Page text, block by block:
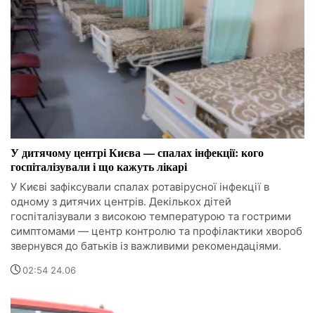
У дитячому центрі Києва — спалах інфекції: кого
госпіталізували і що кажуть лікарі
У Києві зафіксували спалах ротавірусної інфекції в
одному з дитячих центрів. Декількох дітей
госпіталізували з високою температурою та гострими
симптомами — центр контролю та профілактики хвороб
звернувся до батьків із важливими рекомендаціями.
02:54 24.06